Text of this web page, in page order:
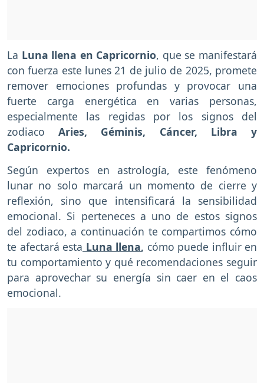
La Luna llena en Capricornio, que se manifestará
con fuerza este lunes 21 de julio de 2025, promete
remover emociones profundas y provocar una
fuerte carga energética en varias personas,
especialmente las regidas por los signos del
zodiacoAries, Géminis, Cáncer, Libra y
Capricornio.
Según expertos en astrología, este fenómeno
lunar no solo marcará un momento de cierre y
reflexión, sino que intensificará la sensibilidad
emocional. Si perteneces a uno de estos signos
del zodiaco, a continuación te compartimos cómo
te afectará esta Luna llena, cómo puede influir en
tu comportamiento y qué recomendaciones seguir
para aprovechar su energía sin caer en el caos
emocional.